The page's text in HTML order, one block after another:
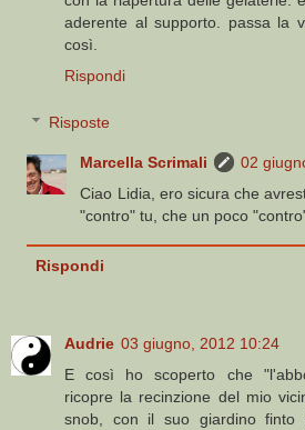
aderente al supporto. passa la
così.
Rispondi
Risposte
Marcella Scrimali
02
Ciao Lidia, ero sicura che
"contro" tu, che un poco
Rispondi
Audrie 03 giugno, 2012 10:24
E così ho scoperto che
ricopre la recinzione del mio
snob, con il suo giardino